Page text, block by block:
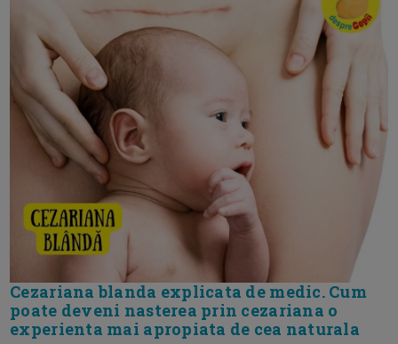
Cezariana blanda explicata de medic. Cum
poate deveni nasterea prin cezariana o
experienta mai apropiata de cea naturala